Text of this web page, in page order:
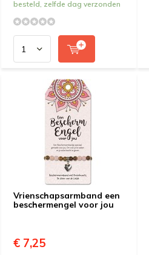
besteld, zelfde dag verzonden
Vrienschapsarmband een
beschermengel voor jou
€ 7,25